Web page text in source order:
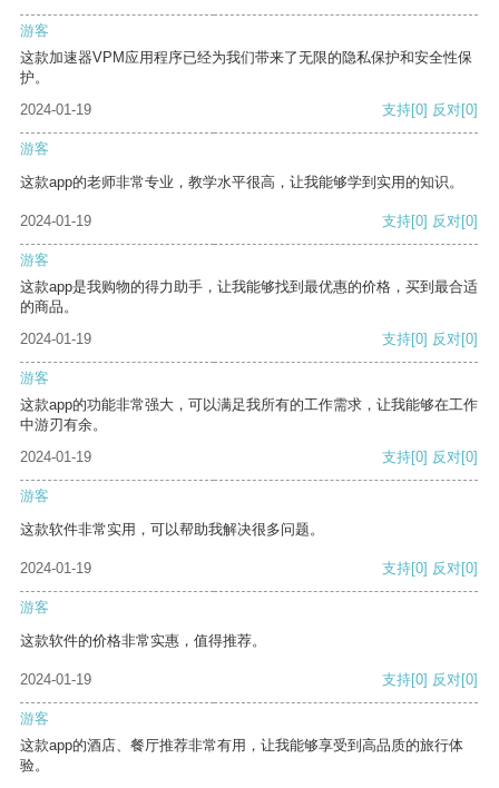
游客
这款加速器VPM应用程序已经为我们带来了无限的隐私保护和安全性保
护。
2024-01-19
支持[0] 反对[0]
游客
这款app的老师非常专业，教学水平很高，让我能够学到实用的知识。
2024-01-19 支持[0] 反对[0]
游客
这款app是我购物的得力助手，让我能够找到最优惠的价格，买到最合适
的商品。
2024-01-19
支持[0] 反对[0]
游客
这款app的功能非常强大，可以满足我所有的工作需求，让我能够在工作
中游刃有余。
2024-01-19
支持[0] 反对[0]
游客
这款软件非常实用，可以帮助我解决很多问题。
2024-01-19 支持[0] 反对[0]
游客
这款软件的价格非常实惠，值得推荐。
2024-01-19 支持[0] 反对[0]
游客
这款app的酒店、餐厅推荐非常有用，让我能够享受到高品质的旅行体
验。